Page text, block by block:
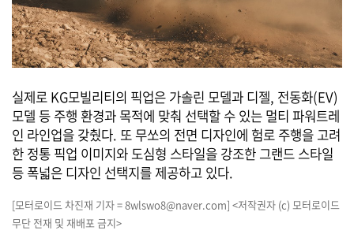
실제로 KG모빌리티의 픽업은 가솔린 모델과 디젤, 전동화(EV)
모델 등 주행 환경과 목적에 맞춰 선택할 수 있는 멀티 파워트레
인 라인업을 갖췄다. 또 무쏘의 전면 디자인에 험로 주행을 고려
한 정통 픽업 이미지와 도심형 스타일을 강조한 그랜드 스타일
등 폭넓은 디자인 선택지를 제공하고 있다.
[모터로이드 차진재 기자 = 8wlswo8@naver.com] <저작권자 (c) 모터로이드
무단 전재 및 재배포 금지>